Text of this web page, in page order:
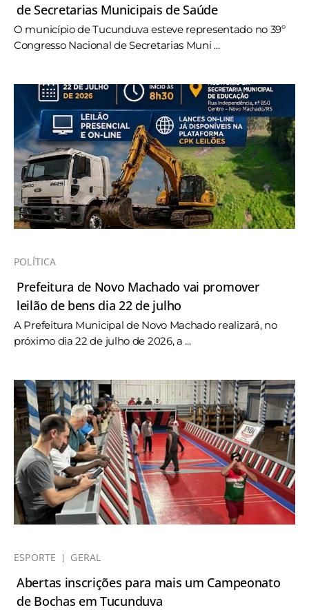
de Secretarias Municipais de Saúde
O município de Tucunduva esteve representado no 39º
Congresso Nacional de Secretarias Muni ...
POLÍTICA
Prefeitura de Novo Machado vai promover
leilão de bens dia 22 de julho
A Prefeitura Municipal de Novo Machado realizará, no
próximo dia 22 de julho de 2026, a ...
ESPORTE GERAL
Abertas inscrições para mais um Campeonato
de Bochas em Tucunduva